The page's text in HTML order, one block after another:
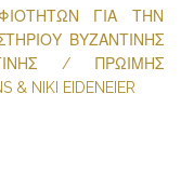
ΓΙΑ ΤΗΝ
ΒΥΖΑΝΤΙΝΗΣ
/ ΠΡΩΙΜΗΣ
NIKI EIDENEIER